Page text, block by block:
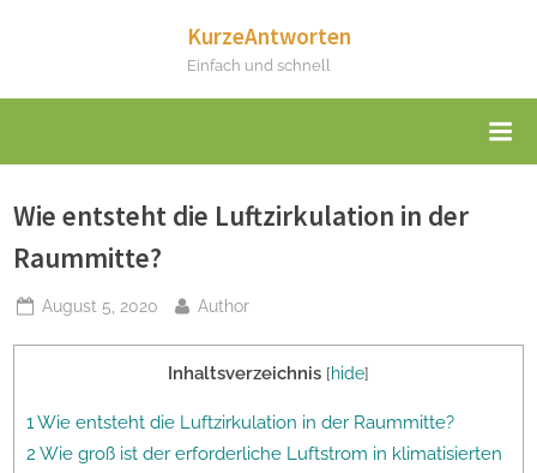
KurzeAntworten
Einfach und schnell
Wie entsteht die Luftzirkulation in der
Raummitte?
Posted
August 5, 2020 By
Author
Inhaltsverzeichnis [hide]
1 Wie entsteht die Luftzirkulation in der Raummitte?
2 Wie groß ist der erforderliche Luftstrom in klimatisierten